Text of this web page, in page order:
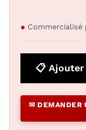
● Commercialisé
📋
✉ DEMANDER